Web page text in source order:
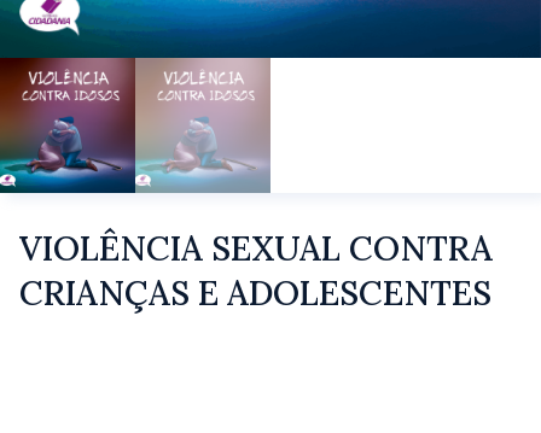
VIOLÊNCIA SEXUAL CONTRA
CRIANÇAS E ADOLESCENTES